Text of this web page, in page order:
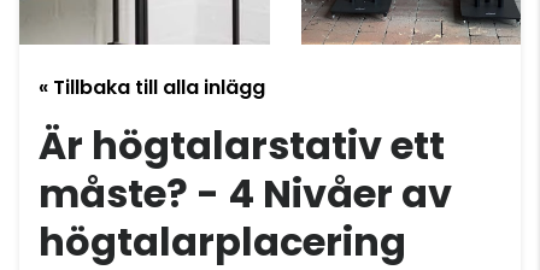
« Tillbaka till alla inlägg
Är högtalarstativ ett
måste? - 4 Nivåer av
högtalarplacering